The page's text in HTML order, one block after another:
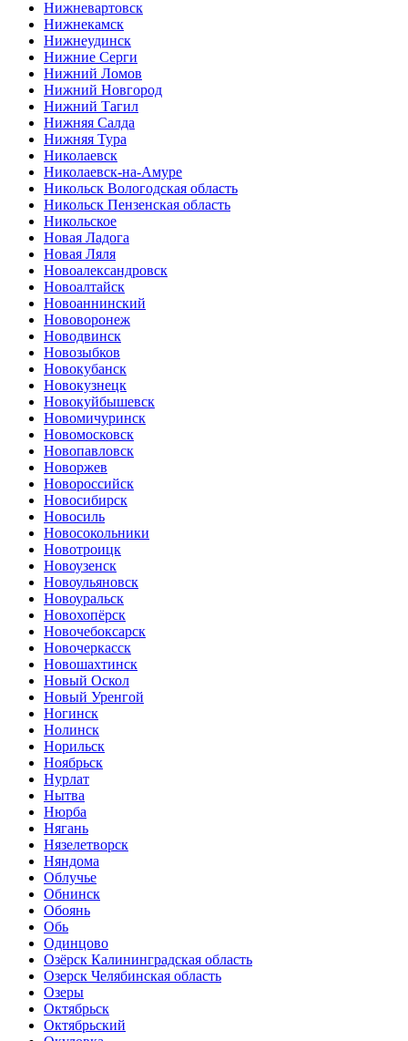
Нижневартовск
Нижнекамск
Нижнеудинск
Нижние Серги
Нижний Ломов
Нижний Новгород
Нижний Тагил
Нижняя Салда
Нижняя Тура
Николаевск
Николаевск-на-Амуре
Никольск Вологодская область
Никольск Пензенская область
Никольское
Новая Ладога
Новая Ляля
Новоалександровск
Новоалтайск
Новоаннинский
Нововоронеж
Новодвинск
Новозыбков
Новокубанск
Новокузнецк
Новокуйбышевск
Новомичуринск
Новомосковск
Новопавловск
Новоржев
Новороссийск
Новосибирск
Новосиль
Новосокольники
Новотроицк
Новоузенск
Новоульяновск
Новоуральск
Новохопёрск
Новочебоксарск
Новочеркасск
Новошахтинск
Новый Оскол
Новый Уренгой
Ногинск
Нолинск
Норильск
Ноябрьск
Нурлат
Нытва
Нюрба
Нягань
Нязелетворск
Няндома
Облучье
Обнинск
Обоянь
Обь
Одинцово
Озёрск Калининградская область
Озерск Челябинская область
Озеры
Октябрьск
Октябрьский